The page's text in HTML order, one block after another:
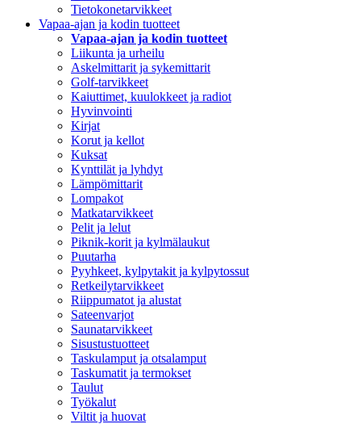
Tietokonetarvikkeet
Vapaa-ajan ja kodin tuotteet
Vapaa-ajan ja kodin tuotteet
Liikunta ja urheilu
Askelmittarit ja sykemittarit
Golf-tarvikkeet
Kaiuttimet, kuulokkeet ja radiot
Hyvinvointi
Kirjat
Korut ja kellot
Kuksat
Kynttilät ja lyhdyt
Lämpömittarit
Lompakot
Matkatarvikkeet
Pelit ja lelut
Piknik-korit ja kylmälaukut
Puutarha
Pyyhkeet, kylpytakit ja kylpytossut
Retkeilytarvikkeet
Riippumatot ja alustat
Sateenvarjot
Saunatarvikkeet
Sisustustuotteet
Taskulamput ja otsalamput
Taskumatit ja termokset
Taulut
Työkalut
Viltit ja huovat